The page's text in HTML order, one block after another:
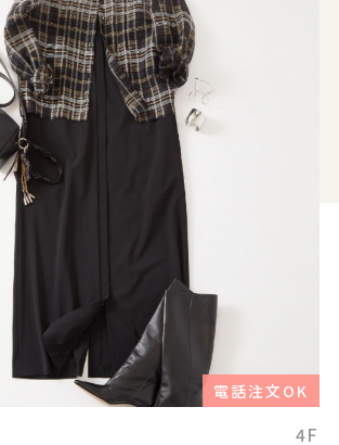
電話注文OK
4F